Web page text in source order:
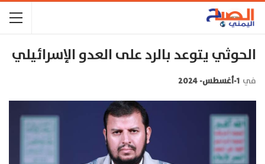
الحوثي يتوعد بالرد على العدو الإسرائيلي
في 1-أغسطس- 2024